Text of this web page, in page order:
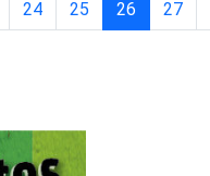
Página 26 de 65
24 25 26 27